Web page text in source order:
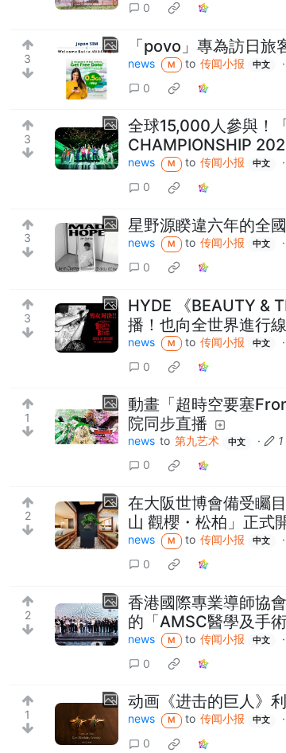
0
3
「povo」專為訪日
news M to 传闻小报 中文 ·
0
3
全球15,000人參與！
CHAMPIONSHIP
news M to 传闻小报 中文 ·
0
3
星野源睽違六年的全
news M to 传闻小报 中文 ·
0
3
HYDE 《BEAUTY &
播！也向全世界進行
news M to 传闻小报 中文 ·
0
1
動畫「超時空要塞
院同步直播
news to 第九艺术 中文 ·
0
2
在大阪世博會備受矚
山 觀櫻・松柏」正式
news M to 传闻小报 中文 ·
0
2
香港國際專業導師協
的「AMSC醫學及手
news M to 传闻小报 中文 ·
0
1
动画《进击的巨人》
news M to 传闻小报 中文 ·
0